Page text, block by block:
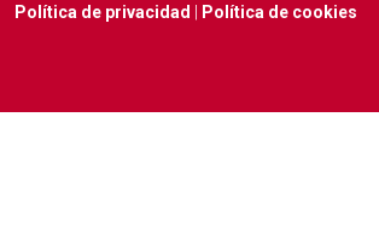
Política de privacidad Política de cookies